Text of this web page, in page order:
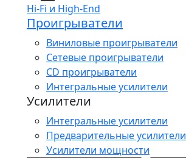
Hi-Fi и High-End
Проигрыватели
Виниловые проигрыватели
Сетевые проигрыватели
CD проигрыватели
Интегральные усилители
Усилители
Интегральные усилители
Предварительные усилители
Усилители мощности